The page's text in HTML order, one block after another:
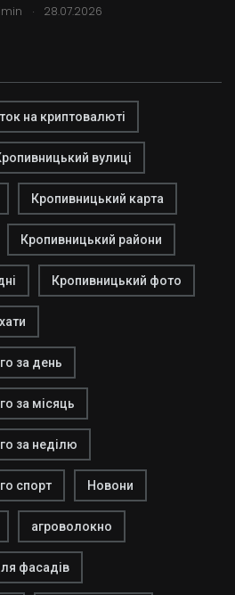
. 28.07.2026
на криптовалюті
вулиці
Кропивницький карта
Кропивницький райони
Кропивницький фото
за день
за місяць
за неділю
спорт Новони
агроволокно
фасадів